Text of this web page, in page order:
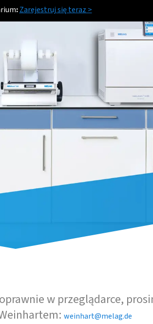
:Zarejestruj się teraz >
w przeglądarce,
weinhart@melag.de